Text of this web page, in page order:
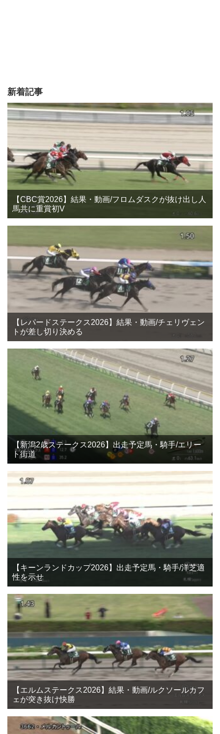
新着記事
【CBC賞2026】結果・動画/フロムダスクが抜け出し人
馬共に重賞初V
【レパードステークス2026】結果・動画/チェリヴェン
トが差し切り決める
【新潟2歳ステークス2026】出走予定馬・騎手/エリー
ト街道
【キーンランドカップ2026】出走予定馬・騎手/洋芝適
性を示せ
【エルムステークス2026】結果・動画/ルクソールカフ
ェが突き抜け快勝